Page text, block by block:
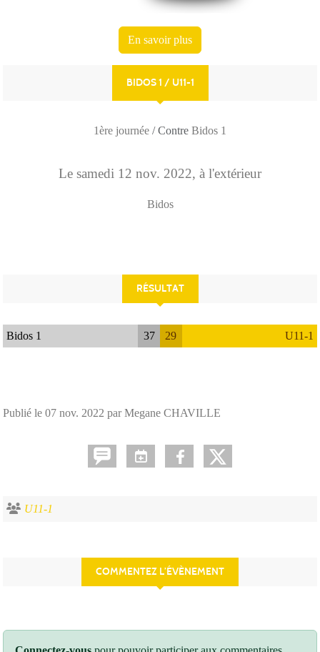
BIDOS 1 / U11-1
1ère journée / Contre Bidos 1
Le samedi 12 nov. 2022, à l'extérieur
Bidos
RÉSULTAT
Bidos 1 37 29 U11-1
Publié le 07 nov. 2022 par Megane CHAVILLE
U11-1
COMMENTEZ L’ÉVÈNEMENT
En savoir plus